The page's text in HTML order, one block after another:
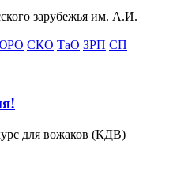
зарубежья им. А.И.
СКО ТаО ЗРП СП
для вожаков (КДВ)